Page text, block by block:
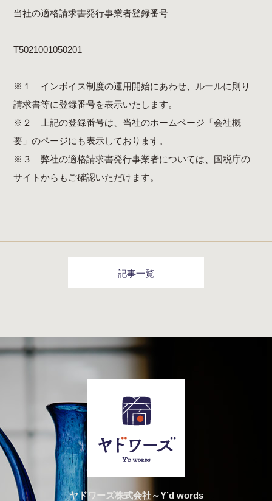
当社の適格請求書発行事業者登録番号
T5021001050201
※１ インボイス制度の運用開始にあわせ、ルールに則り
請求書等に登録番号を表示いたします。
※２ 上記の登録番号は、当社のホームページ 「会社概
要」のページにも表示しております。
※３ 弊社の適格請求書発行事業者については、 国税庁の
サイトからもご確認いただけます。
記事一覧
ヤドワーズ株式会社～Y’d words